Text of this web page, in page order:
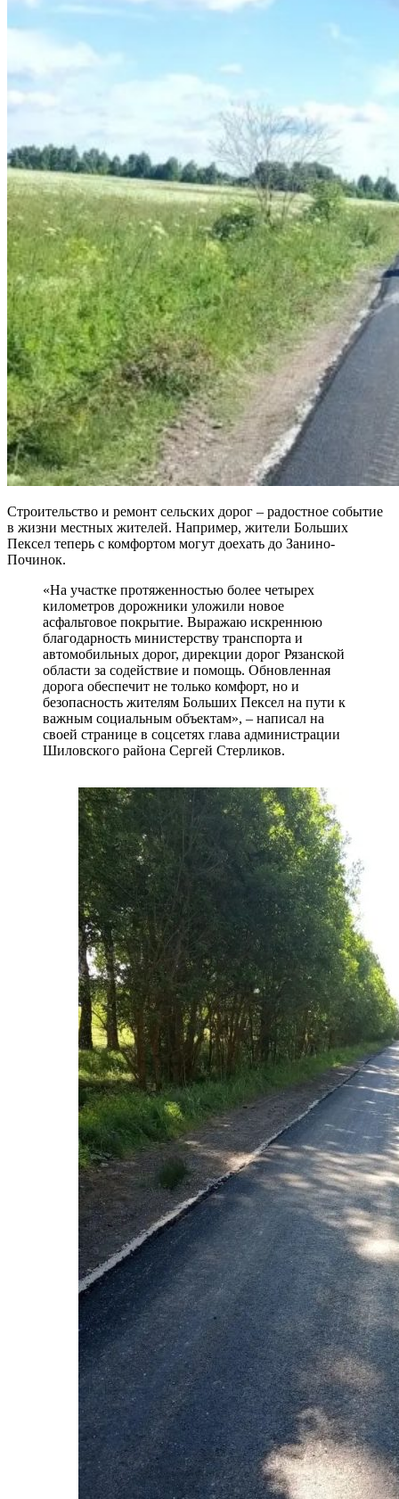
Строительство и ремонт сельских дорог – радостное событие
в жизни местных жителей. Например, жители Больших
Пексел теперь с комфортом могут доехать до Занино-
Починок.
«На участке протяженностью более четырех
километров дорожники уложили новое
асфальтовое покрытие. Выражаю искреннюю
благодарность министерству транспорта и
автомобильных дорог, дирекции дорог Рязанской
области за содействие и помощь. Обновленная
дорога обеспечит не только комфорт, но и
безопасность жителям Больших Пексел на пути к
важным социальным объектам», – написал на
своей странице в соцсетях глава администрации
Шиловского района Сергей Стерликов.